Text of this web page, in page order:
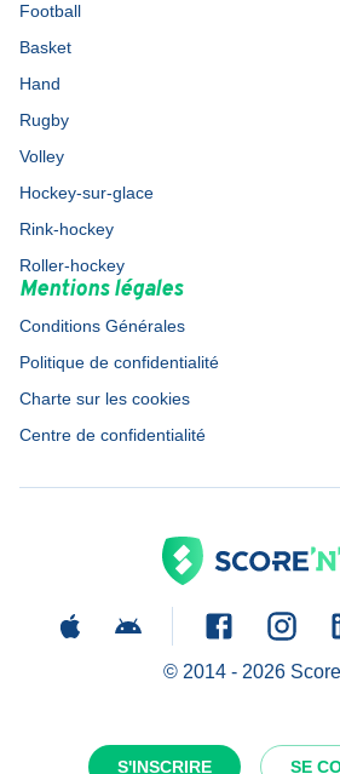
S'INSCRIRE SE
Football
Basket
Hand
Rugby
Volley
Hockey-sur-glace
Rink-hockey
Roller-hockey
Mentions légales
Conditions Générales
Politique de confidentialité
Charte sur les cookies
Centre de confidentialité
© 2014 - 2026